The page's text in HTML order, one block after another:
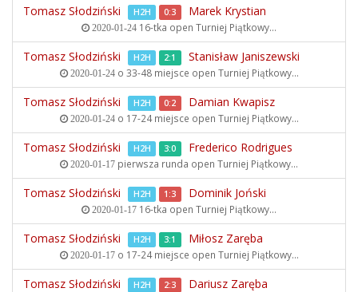
Tomasz Słodziński H2H 0:3 Marek Krystian
2020-01-24 16-tka open Turniej Piątkowy...
Tomasz Słodziński H2H 2:1 Stanisław Janiszewski
2020-01-24o 33-48 miejsce open Turniej Piątkowy...
Tomasz Słodziński H2H 0:2 Damian Kwapisz
2020-01-24o 17-24 miejsce open Turniej Piątkowy...
Tomasz Słodziński H2H 3:0 Frederico Rodrigues
2020-01-17 pierwsza runda open Turniej Piątkowy...
Tomasz Słodziński H2H 1:3 Dominik Joński
2020-01-17 16-tka open Turniej Piątkowy...
Tomasz Słodziński H2H 3:1 Miłosz Zaręba
2020-01-17o 17-24 miejsce open Turniej Piątkowy...
Tomasz Słodziński H2H 2:3 Dariusz Zaręba